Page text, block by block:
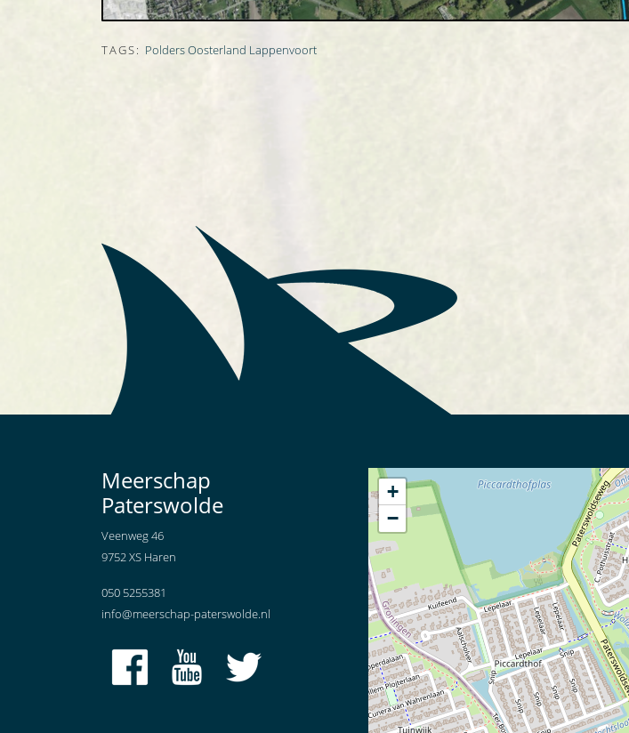
TAGS: Polders Oosterland Lappenvoort
Meerschap
Paterswolde
Veenweg 46
9752 XS Haren
050 5255381
info@meerschap-paterswolde.nl
+
−